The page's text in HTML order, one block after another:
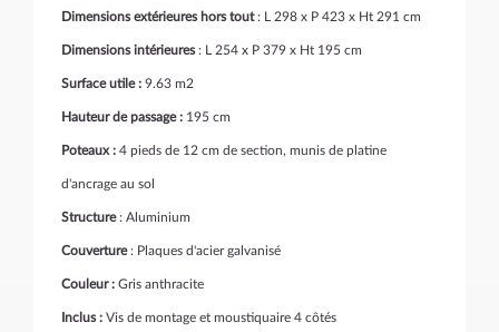
Dimensions extérieures hors tout: L 298 x P 423 x Ht 291 cm
Dimensions intérieures: L 254 x P 379 x Ht 195 cm
Surface utile : 9.63 m2
Hauteur de passage : 195 cm
Poteaux : 4 pieds de 12 cm de section, munis de platine
d'ancrage au sol
Structure: Aluminium
Couverture: Plaques d'acier galvanisé
Couleur : Gris anthracite
Inclus : Vis de montage et moustiquaire 4 côtés